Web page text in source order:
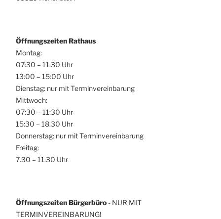
Öffnungszeiten Rathaus
Montag:
07:30 – 11:30 Uhr
13:00 – 15:00 Uhr
Dienstag: nur mit Terminvereinbarung
Mittwoch:
07:30 – 11:30 Uhr
15:30 – 18.30 Uhr
Donnerstag: nur mit Terminvereinbarung
Freitag:
7.30 – 11.30 Uhr
Öffnungszeiten Bürgerbüro - NUR MIT
TERMINVEREINBARUNG!